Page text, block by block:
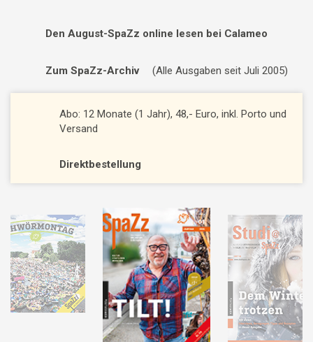
Den August-SpaZz online lesen bei Calameo
Zum SpaZz-Archiv (Alle Ausgaben seit Juli 2005)
Abo: 12 Monate (1 Jahr), 48,- Euro, inkl. Porto und
Versand
Direktbestellung